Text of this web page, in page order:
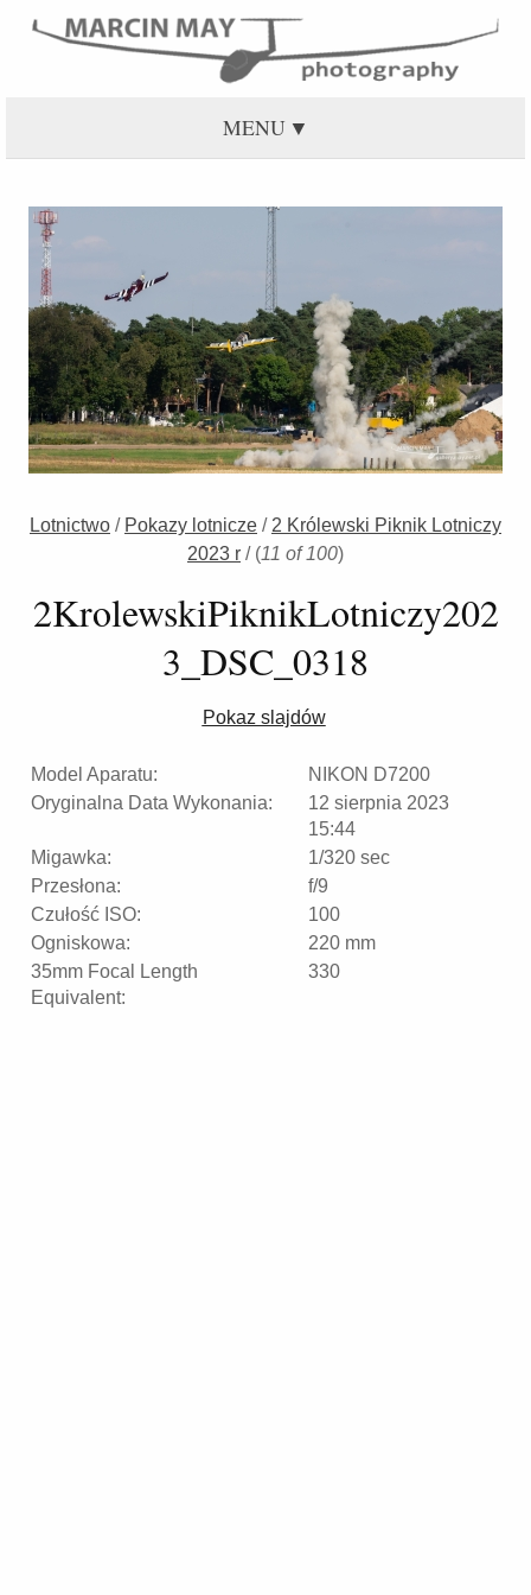
MENU
Lotnictwo / Pokazy lotnicze / 2 Królewski Piknik Lotniczy
2023 r / (11 of 100)
2KrolewskiPiknikLotniczy202
3_DSC_0318
Pokaz slajdów
Model Aparatu:
NIKON D7200
Oryginalna Data Wykonania:
12 sierpnia 2023
15:44
Migawka:
1/320 sec
Przesłona:
f/9
Czułość ISO:
100
Ogniskowa:
220 mm
35mm Focal Length
Equivalent:
330